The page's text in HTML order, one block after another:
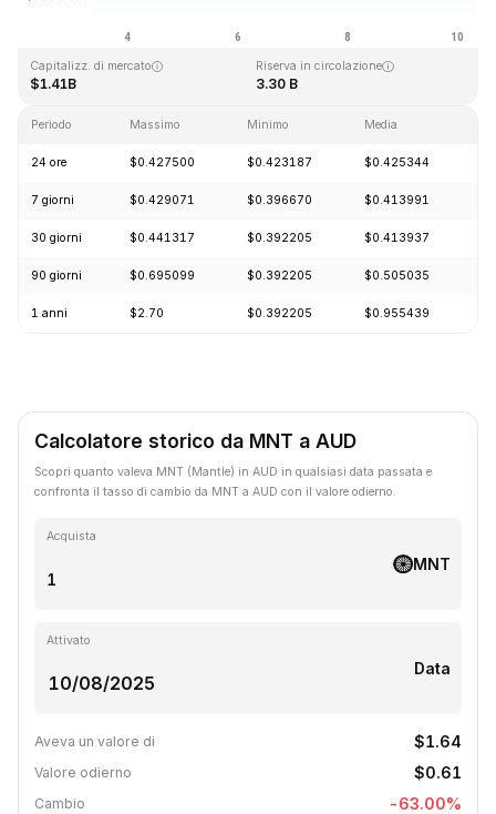
Capitalizz. di mercato
$1.41B
Riserva in circolazione
3.30 B
Periodo Massimo Minimo Media
24 ore $0.427500 $0.423187 $0.425344
7 giorni $0.429071 $0.396670 $0.413991
30 giorni $0.441317 $0.392205 $0.413937
90 giorni $0.695099 $0.392205 $0.505035
1 anni $2.70 $0.392205 $0.955439
Calcolatore storico da MNT a AUD
Scopri quanto valeva MNT (Mantle) in AUD in qualsiasi data passata e
confronta il tasso di cambio da MNT a AUD con il valore odierno.
Acquista
MNT
Attivato
Data
Aveva un valore di $1.64
Valore odierno $0.61
Cambio -63.00%